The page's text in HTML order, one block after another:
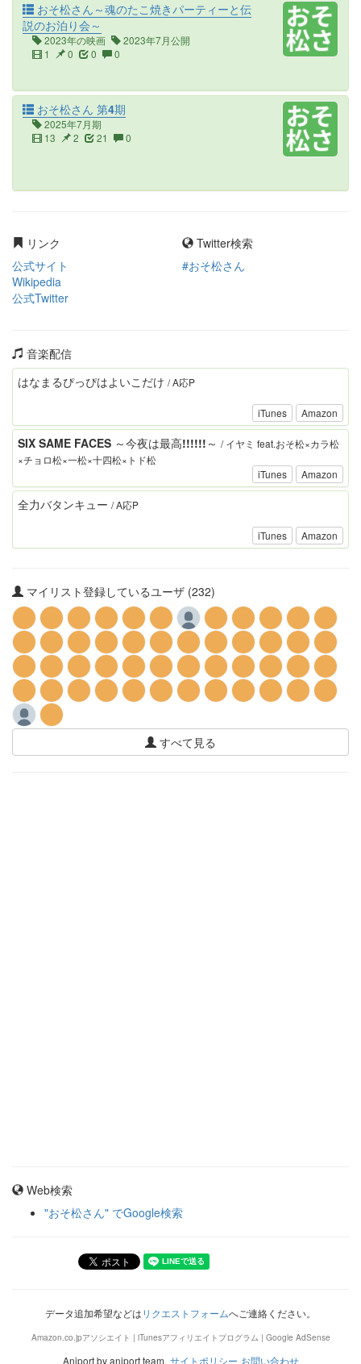
おそ松さん～魂のたこ焼きパーティーと伝
説のお泊り会～
2023年の映画
2023年7月公開
1
0 0 0
おそ松さん 第4期
2025年7月期
13
2 21 0
リンク
公式サイト
Wikipedia
公式Twitter
Twitter検索
#おそ松さん
音楽配信
iTunes Amazon
はなまるぴっぴはよいこだけ / A応P
iTunes Amazon
SIX SAME FACES ～今夜は最高!!!!!!～ / イヤミ feat.おそ松×カラ松
×チョロ松×一松×十四松×トド松
iTunes Amazon
全力バタンキュー / A応P
マイリスト登録しているユーザ (232)
すべて見る
Web検索
"おそ松さん" でGoogle検索
データ追加希望などはリクエストフォームへご連絡ください。
Amazon.co.jpアソシエイト | iTunesアフィリエイトプログラム | Google AdSense
Aniport by aniport team. サイトポリシー お問い合わせ